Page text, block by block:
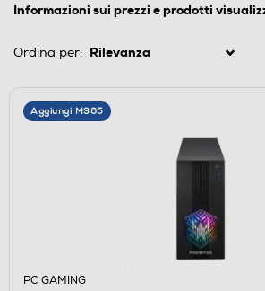
Informazioni sui prezzi e prodotti
Ordina per:
Aggiungi M365
PC GAMING